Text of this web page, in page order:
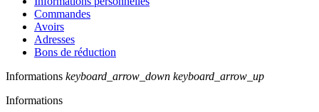
Commandes
Avoirs
Adresses
Bons de réduction
Informations keyboard_arrow_down keyboard_arrow_up
Informations